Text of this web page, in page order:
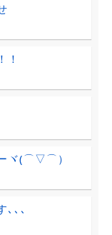
！
ヾ(⌒▽⌒）ゞ
､､､